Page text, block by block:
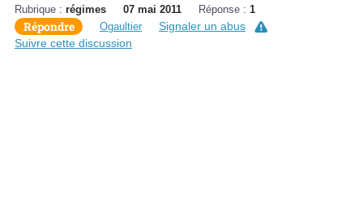
Rubrique : régimes 07 mai 2011 Réponse : 1
Répondre Ogaultier
Signaler un abus
Suivre cette discussion